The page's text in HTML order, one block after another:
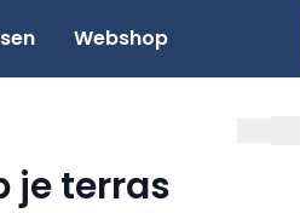
Webshop
je terras